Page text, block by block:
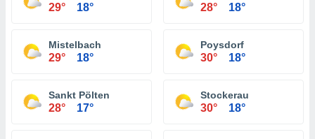
29° 18° 28° 18°
Mistelbach
29° 18°
Poysdorf
30° 18°
Sankt Pölten
28° 17°
Stockerau
30° 18°